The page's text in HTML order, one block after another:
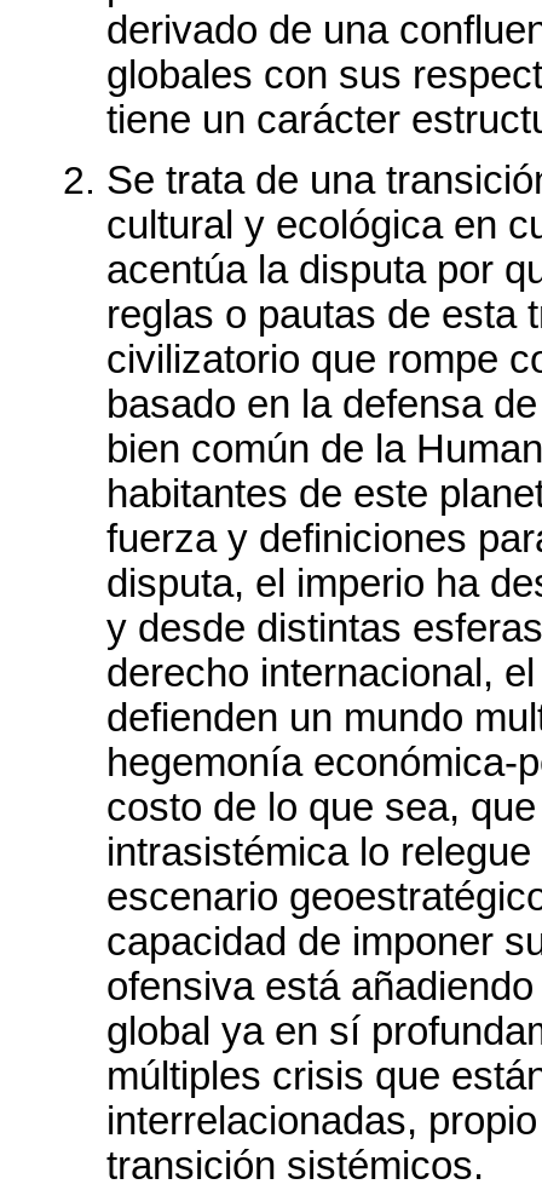
derivado de una
globales con sus
tiene un carácter
Se trata de una
cultural y ecológica en
acentúa la disputa por
reglas o pautas de esta
civilizatorio que rompe
basado en la defensa
bien común de la
habitantes de este
fuerza y definiciones
disputa, el imperio ha
y desde distintas
derecho internacional,
defienden un mundo
hegemonía económica-
costo de lo que sea,
intrasistémica lo
escenario
capacidad de imponer
ofensiva está
global ya en sí
múltiples crisis que
interrelacionadas,
transición sistémicos.